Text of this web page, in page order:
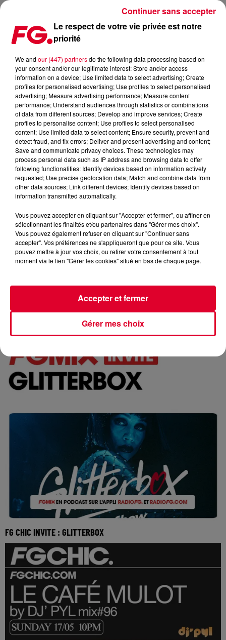
PODCASTS LES + RECENTS
FG CHIC MIX LOUNGE BY BELLE BOUTIQUE
Réécoutez FG Chic Mix Lounge by Belle Boutique du
FG CHIC INVITE : GLITTERBOX
Réécoutez FG mix invite Glitterbox du dimanche 17 mai
2026 🎧 Ecoutez la radio FG CHIC sur www.rad
Le respect de votre vie privée est notre
priorité
We and our (447) partnersdo the following data processing based on
your consent and/or our legitimate interest: Store and/or access
information on a device; Use limited data to select advertising; Create
profiles for personalised advertising; Use profiles to select personalised
advertising; Measure advertising performance; Measure content
performance; Understand audiences through statistics or combinations
of data from different sources; Develop and improve services; Create
profiles to personalise content; Use profiles to select personalised
content; Use limited data to select content; Ensure security, prevent and
detect fraud, and fix errors; Deliver and present advertising and content;
Save and communicate privacy choices. These technologies may
process personal data such as IP address and browsing data to offer
following functionalities: Identify devices based on information actively
requested; Use precise geolocation data; Match and combine data from
other data sources; Link different devices; Identify devices based on
information transmitted automatically.
Vous pouvez accepter en cliquant sur "Accepter et fermer", ou affiner en
sélectionnant les finalités et/ou partenaires dans "Gérer mes choix".
Vous pouvez également refuser en cliquant sur "Continuer sans
accepter". Vos préférences ne s'appliqueront que pour ce site. Vous
pouvez mettre à jour vos choix, ou retirer votre consentement à tout
moment via le lien "Gérer les cookies" situé en bas de chaque page.
Gérer mes choix
Accepter et fermer
Continuer sans accepter